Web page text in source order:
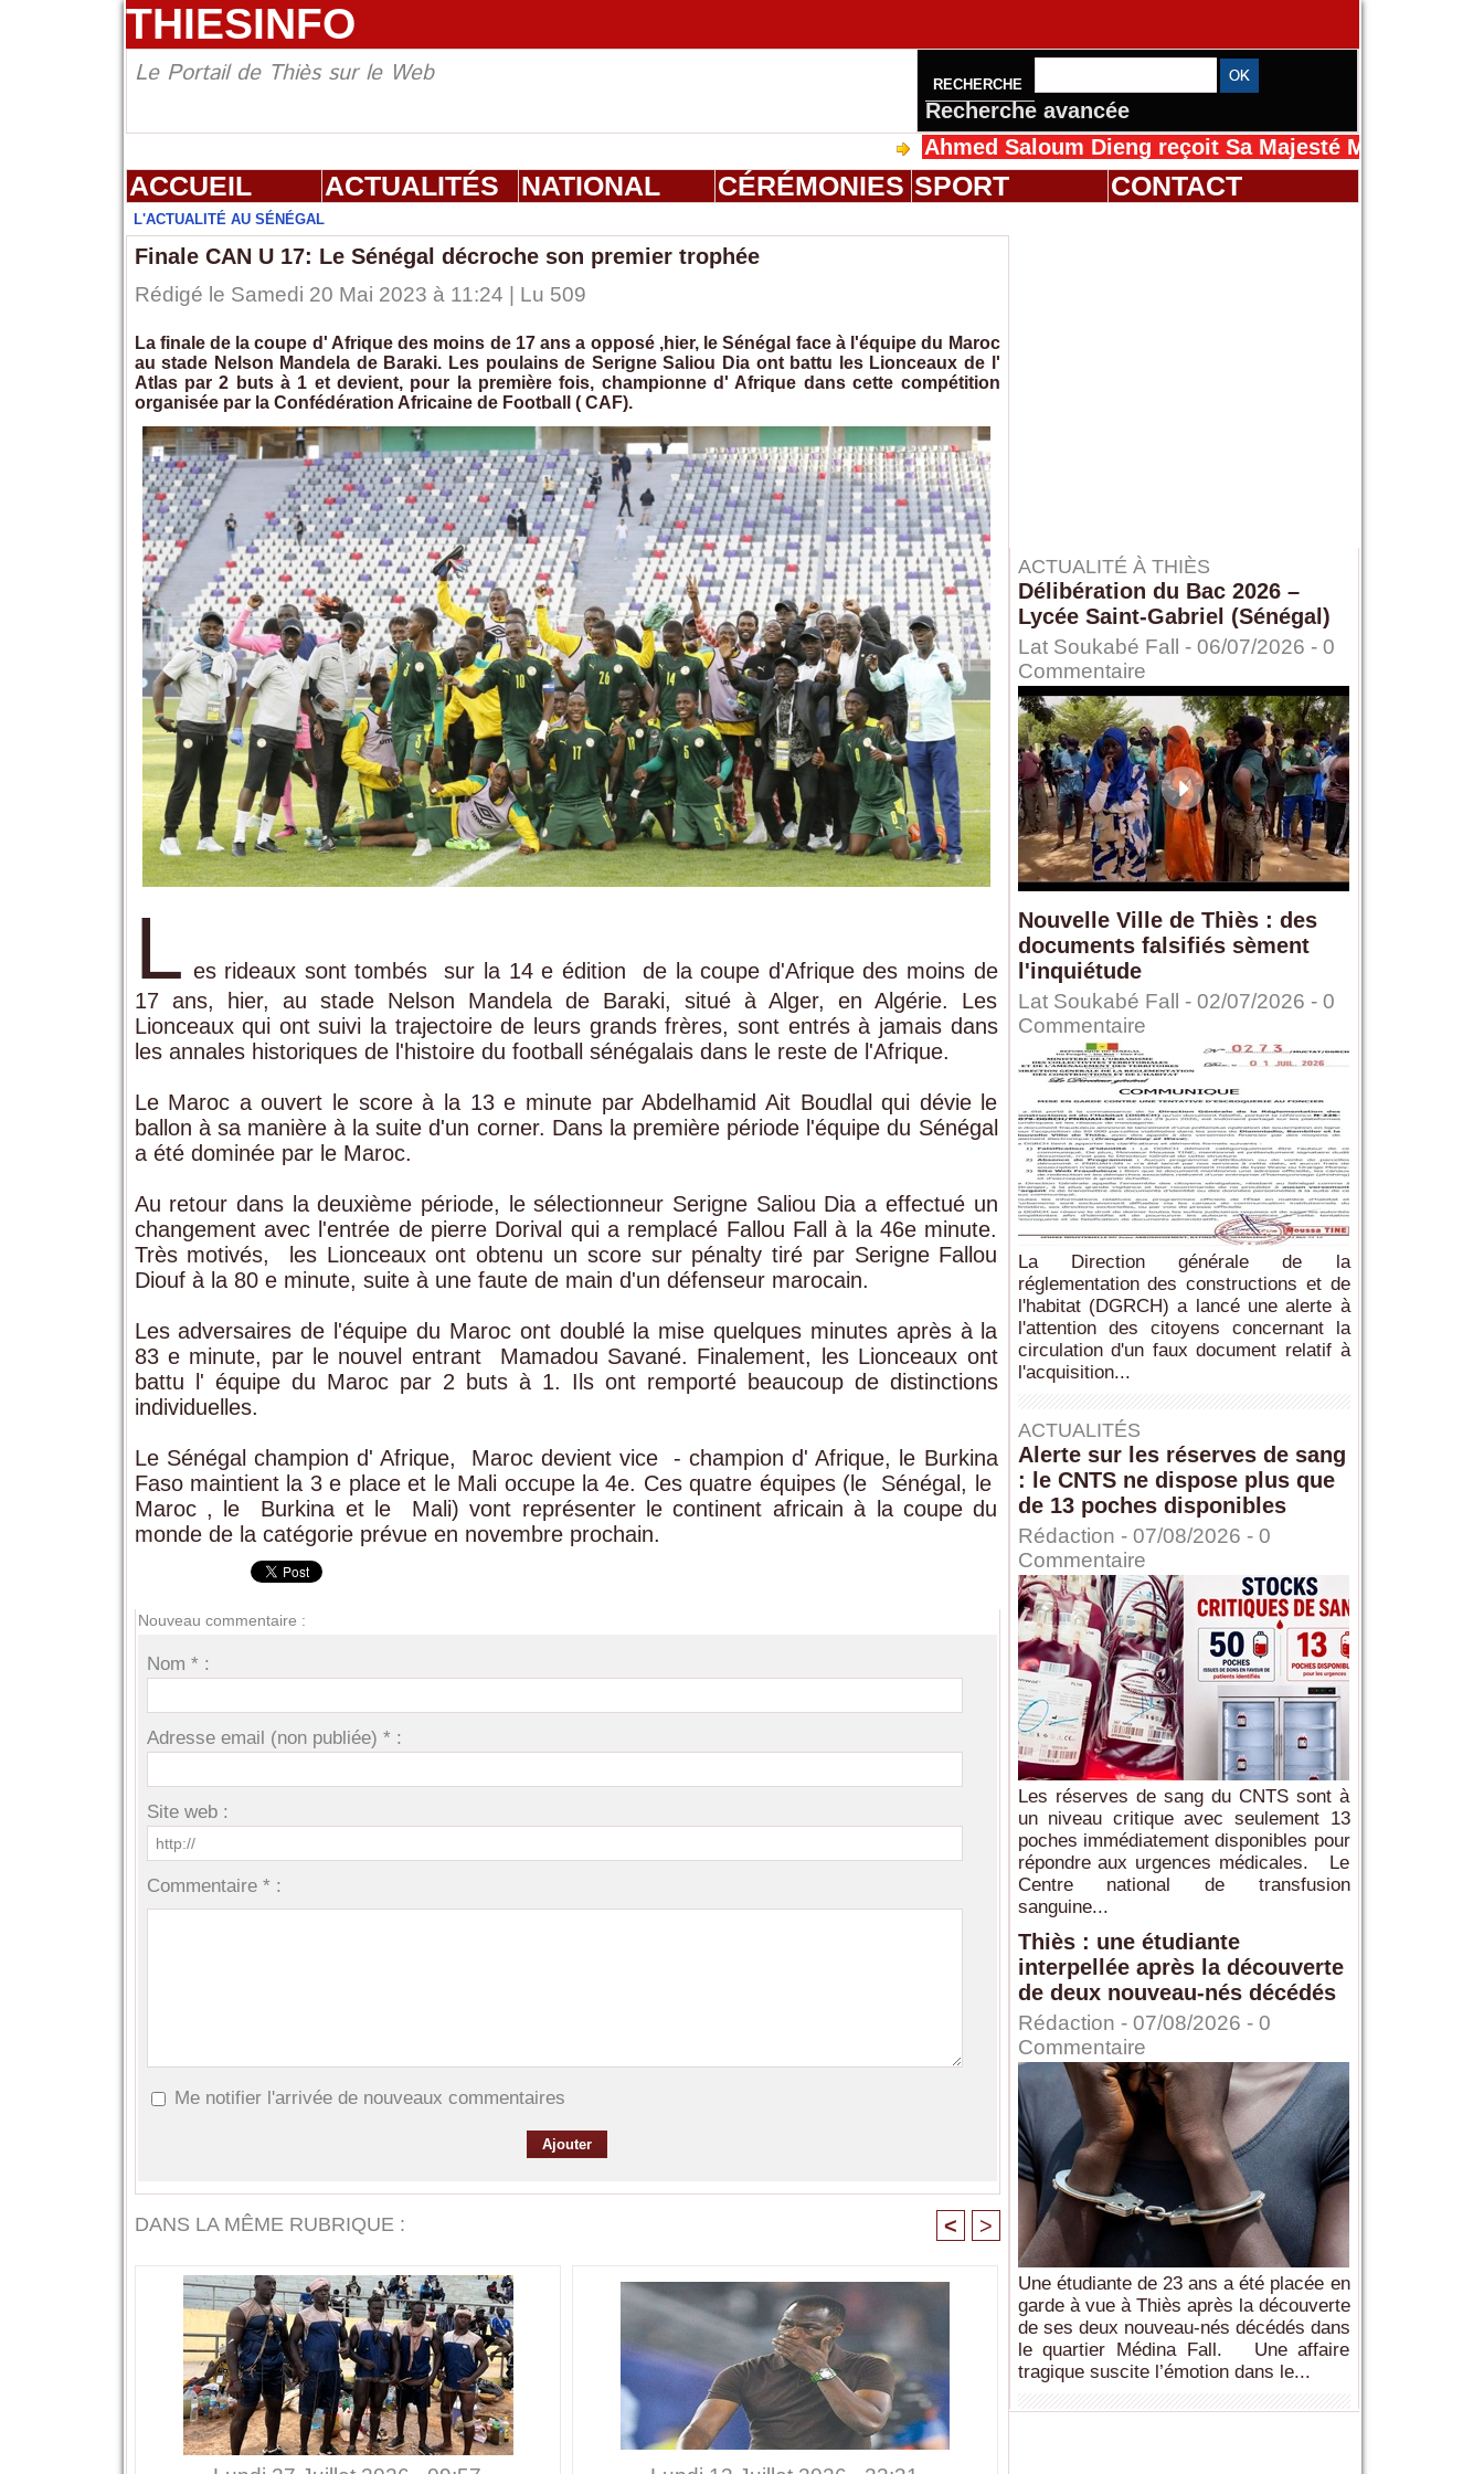
THIESINFO
Le Portail de Thiès sur le Web RECHERCHE
Recherche avancée
Ahmed Saloum Dieng reçoit Sa Majesté Mansah Cissé au
ACCUEIL ACTUALITÉS NATIONAL CÉRÉMONIES SPORT CONTACT
L'ACTUALITÉ AU SÉNÉGAL
Finale CAN U 17: Le Sénégal décroche son premier trophée
Rédigé le Samedi 20 Mai 2023 à 11:24 | Lu 509
La finale de la coupe d' Afrique des moins de 17 ans a opposé ,hier, le Sénégal face à l'équipe du Maroc
au stade Nelson Mandela de Baraki. Les poulains de Serigne Saliou Dia ont battu les Lionceaux de l'
Atlas par 2 buts à 1 et devient, pour la première fois, championne d' Afrique dans cette compétition
organisée par la Confédération Africaine de Football ( CAF).
L es rideaux sont tombés sur la 14 e édition de la coupe d'Afrique des moins de
17 ans, hier, au stade Nelson Mandela de Baraki, situé à Alger, en Algérie. Les
Lionceaux qui ont suivi la trajectoire de leurs grands frères, sont entrés à jamais dans
les annales historiques de l'histoire du football sénégalais dans le reste de l'Afrique.
Le Maroc a ouvert le score à la 13 e minute par Abdelhamid Ait Boudlal qui dévie le
ballon à sa manière à la suite d'un corner. Dans la première période l'équipe du Sénégal
a été dominée par le Maroc.
Au retour dans la deuxième période, le sélectionneur Serigne Saliou Dia a effectué un
changement avec l'entrée de pierre Dorival qui a remplacé Fallou Fall à la 46e minute.
Très motivés, les Lionceaux ont obtenu un score sur pénalty tiré par Serigne Fallou
Diouf à la 80 e minute, suite à une faute de main d'un défenseur marocain.
Les adversaires de l'équipe du Maroc ont doublé la mise quelques minutes après à la
83 e minute, par le nouvel entrant Mamadou Savané. Finalement, les Lionceaux ont
battu l' équipe du Maroc par 2 buts à 1. Ils ont remporté beaucoup de distinctions
individuelles.
Le Sénégal champion d' Afrique, Maroc devient vice - champion d' Afrique, le Burkina
Faso maintient la 3 e place et le Mali occupe la 4e. Ces quatre équipes (le Sénégal, le
Maroc , le Burkina et le Mali) vont représenter le continent africain à la coupe du
monde de la catégorie prévue en novembre prochain.
Nouveau commentaire :
Nom * :
Adresse email (non publiée) * :
Site web :
Commentaire * :
Me notifier l'arrivée de nouveaux commentaires
DANS LA MÊME RUBRIQUE : < >
ACTUALITÉ À THIÈS
Délibération du Bac 2026 –
Lycée Saint-Gabriel (Sénégal)
Lat Soukabé Fall - 06/07/2026 - 0
Commentaire
Nouvelle Ville de Thiès : des
documents falsifiés sèment
l'inquiétude
Lat Soukabé Fall - 02/07/2026 - 0
Commentaire
La Direction générale de la
réglementation des constructions et de
l'habitat (DGRCH) a lancé une alerte à
l'attention des citoyens concernant la
circulation d'un faux document relatif à
l'acquisition...
ACTUALITÉS
Alerte sur les réserves de sang
: le CNTS ne dispose plus que
de 13 poches disponibles
Rédaction - 07/08/2026 - 0
Commentaire
Les réserves de sang du CNTS sont à
un niveau critique avec seulement 13
poches immédiatement disponibles pour
répondre aux urgences médicales. Le
Centre national de transfusion
sanguine...
Thiès : une étudiante
interpellée après la découverte
de deux nouveau-nés décédés
Rédaction - 07/08/2026 - 0
Commentaire
Une étudiante de 23 ans a été placée en
garde à vue à Thiès après la découverte
de ses deux nouveau-nés décédés dans
le quartier Médina Fall. Une affaire
tragique suscite l’émotion dans le...